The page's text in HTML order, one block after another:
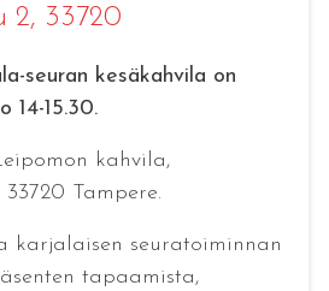
2, 33720
seuran kesäkahvila on
14-15.30.
kahvila,
Tampere.
karjalaisen seuratoiminnan
tapaamista,